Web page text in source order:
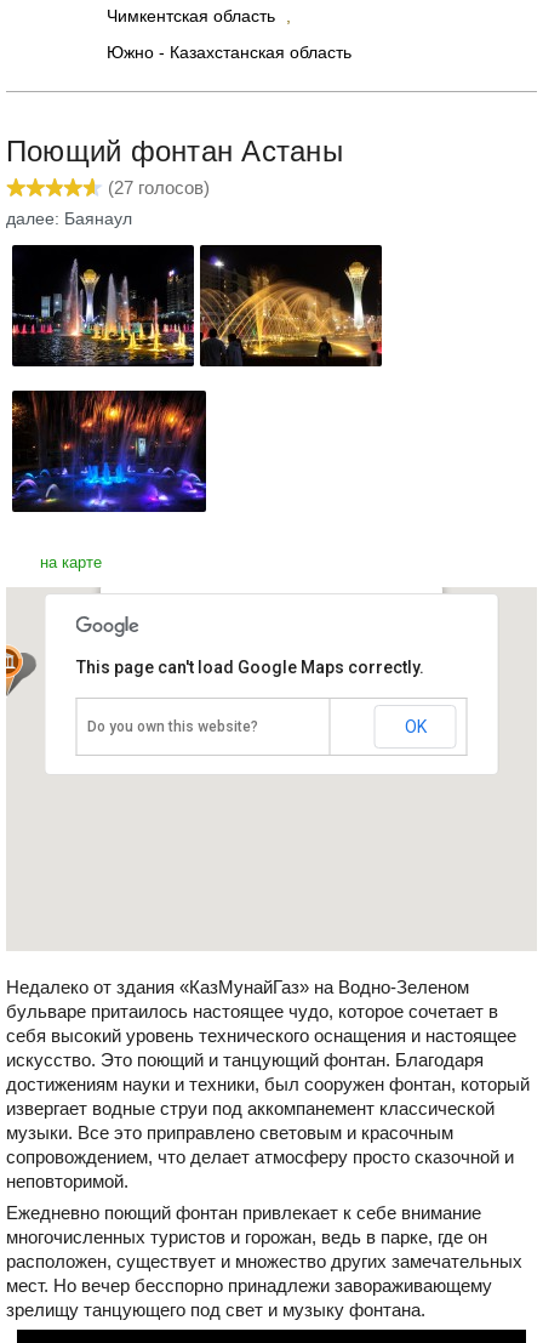
Чимкентская область
Южно - Казахстанская область
Поющий фонтан Астаны
(27 голосов)
далее: Баянаул
на карте
Казахстан, Астана
This page can't load Google Maps correctly.
Do you own this website? OK
Недалеко от здания «КазМунайГаз» на Водно-Зеленом
бульваре притаилось настоящее чудо, которое сочетает в
себя высокий уровень технического оснащения и настоящее
искусство. Это поющий и танцующий фонтан. Благодаря
достижениям науки и техники, был сооружен фонтан, который
извергает водные струи под аккомпанемент классической
музыки. Все это приправлено световым и красочным
сопровождением, что делает атмосферу просто сказочной и
неповторимой.
Ежедневно поющий фонтан привлекает к себе внимание
многочисленных туристов и горожан, ведь в парке, где он
расположен, существует и множество других замечательных
мест. Но вечер бесспорно принадлежи завораживающему
зрелищу танцующего под свет и музыку фонтана.